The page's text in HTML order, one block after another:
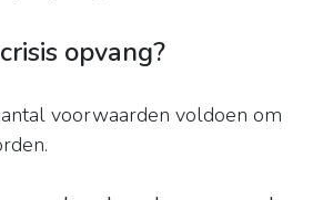
opvang?
voorwaarden voldoen om